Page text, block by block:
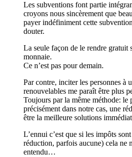
Les subventions font partie
croyons nous sincèrement que
payer indéfiniment cette
douter.
La seule façon de le rendre gratuit
monnaie.
Ce n’est pas pour demain.
Par contre, inciter les personnes à
renouvelables me paraît être plus
Toujours par la même méthode: le
précisément dans notre cas, une
être la meilleure solutions
L’ennui c’est que si les impôts
réduction, parfois aucune) cela ne
entendu…